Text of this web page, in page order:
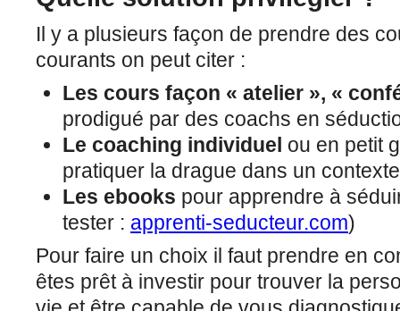
Il y a plusieurs façon de prendre des
courants on peut citer :
Les cours façon « atelier », «
prodigué par des coachs en
Le coaching individuel ou en petit
pratiquer la drague dans un
Les ebooks pour apprendre à
tester : apprenti-seducteur.com)
Pour faire un choix il faut prendre en
êtes prêt à investir pour trouver la